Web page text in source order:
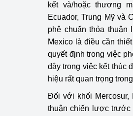
kết và/hoặc thương
Ecuador, Trung Mỹ và
phê chuẩn thỏa thuận
Mexico là điều cần
quyết định trong việc
đây trong việc kết thúc
hiệu rất quan trọng
Đối với khối Mercosur,
thuận chiến lược